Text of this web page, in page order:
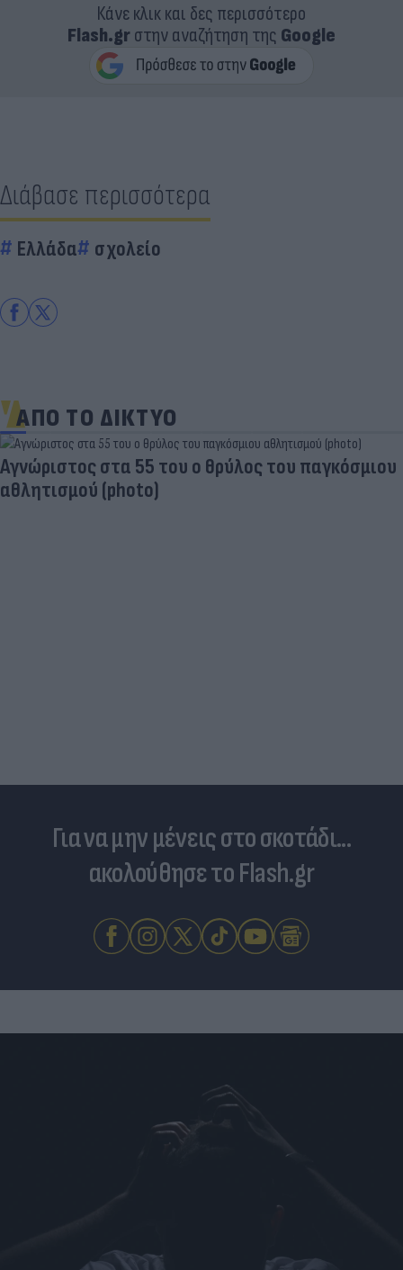
Κάνε κλικ και δες περισσότερο
Flash.grστην αναζήτηση της Google
Διάβασε περισσότερα
Ελλάδα σχολείο
ΑΠΟ ΤΟ ΔΙΚΤΥΟ
Aγνώριστος στα 55 του ο θρύλος του παγκόσμιου
αθλητισμού (photo)
Για να μην μένεις στο σκοτάδι...
ακολούθησε το Flash.gr